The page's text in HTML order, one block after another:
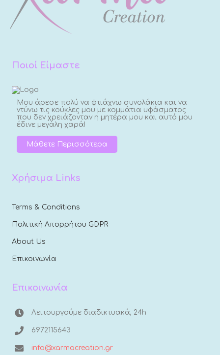
Ποιοί Είμαστε
Μου άρεσε πολύ να φτιάχνω συνολάκια και να
ντύνω τις κούκλες μου με κομμάτια υφάσματος
που δεν χρειάζονταν η μητέρα μου και αυτό μου
έδινε μεγάλη χαρά!
Μάθετε Περισσότερα
Χρήσιμα Links
Terms & Conditions
Πολιτική Απορρήτου GDPR
About Us
Επικοινωνία
Επικοινωνία
Λειτουργούμε διαδικτυακά, 24h
6972115643
info@xarmacreation.gr